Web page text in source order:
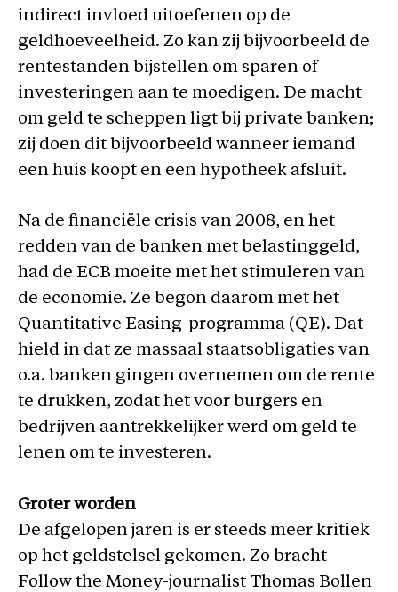
indirect invloed uitoefenen op de
geldhoeveelheid. Zo kan zij bijvoorbeeld de
rentestanden bijstellen om sparen of
investeringen aan te moedigen. De macht
om geld te scheppen ligt bij private banken;
zij doen dit bijvoorbeeld wanneer iemand
een huis koopt en een hypotheek afsluit.
Na de financiële crisis van 2008, en het
redden van de banken met belastinggeld,
had de ECB moeite met het stimuleren van
de economie. Ze begon daarom met het
Quantitative Easing-programma (QE). Dat
hield in dat ze massaal staatsobligaties van
o.a. banken gingen overnemen om de rente
te drukken, zodat het voor burgers en
bedrijven aantrekkelijker werd om geld te
lenen om te investeren.
Groter worden
De afgelopen jaren is er steeds meer kritiek
op het geldstelsel gekomen. Zo bracht
Follow the Money-journalist Thomas Bollen